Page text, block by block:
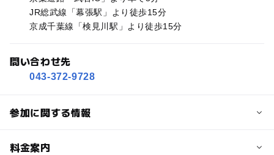
JR総武線「幕張駅」より徒歩15分
京成千葉線「検見川駅」より徒歩15分
問い合わせ先
043-372-9728
参加に関する情報
定員
料金案内